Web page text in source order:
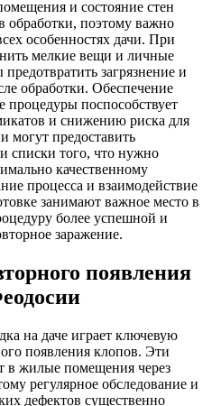
и состояние стен
обработки, поэтому важно
особенностях дачи. При
мелкие вещи и личные
загрязнение и
обработки. Обеспечение
процедуры поспособствует
и снижению риска для
могут предоставить
списки того, что нужно
качественному
процесса и взаимодействие
занимают важное место в
более успешной и
заражение.
появления
на даче играет ключевую
появления клопов. Эти
в жилые помещения через
регулярное обследование и
дефектов существенно